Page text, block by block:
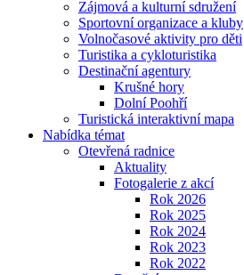
Zájmová a kulturní sdružení
Sportovní organizace a kluby
Volnočasové aktivity pro děti
Turistika a cykloturistika
Destinační agentury
Krušné hory
Dolní Poohří
Turistická interaktivní mapa
Nabídka témat
Otevřená radnice
Aktuality
Fotogalerie z akcí
Rok 2026
Rok 2025
Rok 2024
Rok 2023
Rok 2022